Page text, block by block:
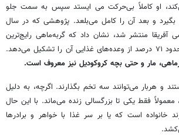
او کاملاً بی‌حرکت می ایستد سپس به سمت جلو
و بعد آن را کامل می‌بلعد. پژوهشی که در سال
آفریقا منتشر شد، نشان داد که گربه‌ماهی رایج‌ترین
می‌دهد.
مار و حتی بچه کروکودیل نیز معروف است.
و هربار می‌توانند سه تخم بگذارند. اگرچه، به دلیل
معمولاً فقط یکی تا بزرگسالی زنده می‌ماند. با این حال
خانواده است که یا بر سر غذا با خواهر و برادرها